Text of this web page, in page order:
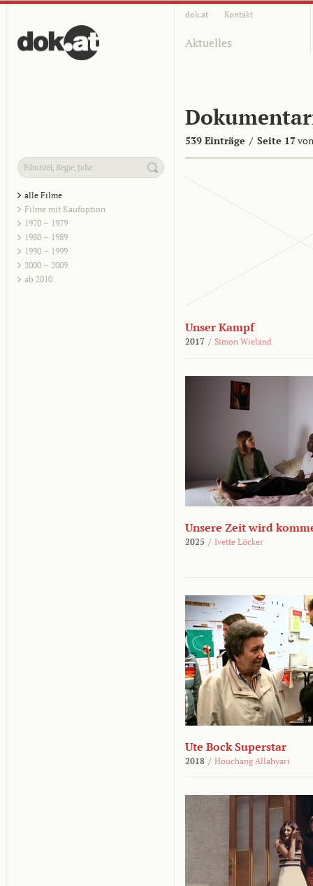
dok.at Kontakt
Aktuelles
539 Einträge / Seite 17
alle Filme
Filme mit Kaufoption
1970 – 1979
1980 – 1989
1990 – 1999
2000 – 2009
ab 2010
Unser Kampf
2017 / Simon Wieland
Unsere Zeit wird
2025 / Ivette Löcker
Ute Bock Superstar
2018 / Houchang Allahyari